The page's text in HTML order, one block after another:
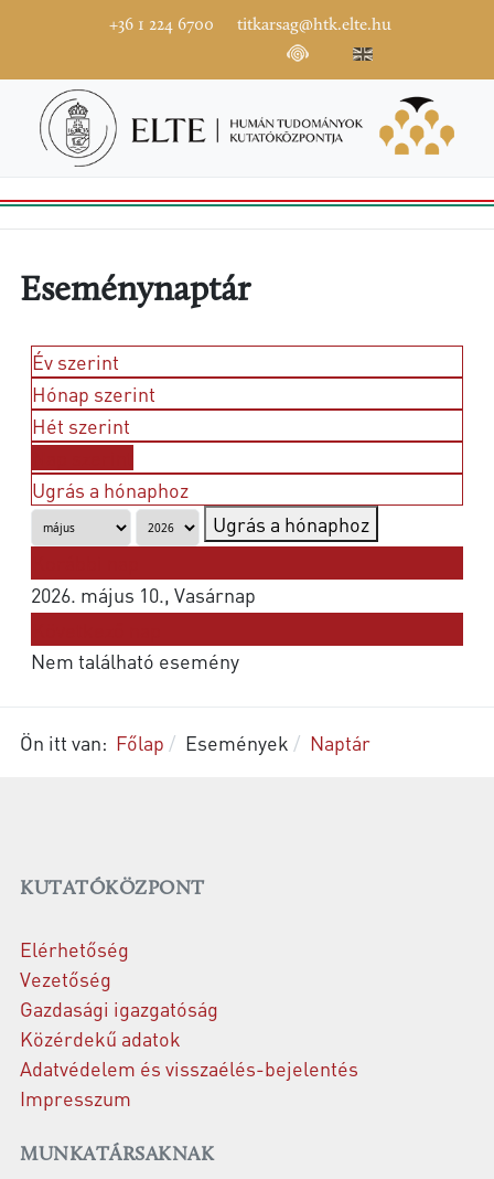
+36 1 224 6700 titkarsag@htk.elte.hu
Eseménynaptár
Év szerint
Hónap szerint
Hét szerint
Ugrás a hónaphoz
Ugrás a hónaphoz
2026. május 10., Vasárnap
Nem található esemény
Ön itt van: Főlap Események Naptár
KUTATÓKÖZPONT
Elérhetőség
Vezetőség
Gazdasági igazgatóság
Közérdekű adatok
Adatvédelem és visszaélés-bejelentés
Impresszum
MUNKATÁRSAKNAK